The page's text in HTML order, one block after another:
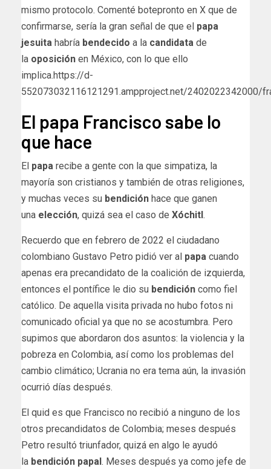
mismo protocolo. Comenté botepronto en X que de
confirmarse, sería la gran señal de que el papa
jesuita habría bendecido a la candidata de
la oposición en México, con lo que ello
implica.https://d-
552073032116121291.ampproject.net/2402022342000/
El papa Francisco sabe lo
que hace
El papa recibe a gente con la que simpatiza, la
mayoría son cristianos y también de otras religiones,
y muchas veces su bendición hace que ganen
una elección, quizá sea el caso de Xóchitl.
Recuerdo que en febrero de 2022 el ciudadano
colombiano Gustavo Petro pidió ver al papa cuando
apenas era precandidato de la coalición de izquierda,
entonces el pontífice le dio su bendición como fiel
católico. De aquella visita privada no hubo fotos ni
comunicado oficial ya que no se acostumbra. Pero
supimos que abordaron dos asuntos: la violencia y la
pobreza en Colombia, así como los problemas del
cambio climático; Ucrania no era tema aún, la invasión
ocurrió días después.
El quid es que Francisco no recibió a ninguno de los
otros precandidatos de Colombia; meses después
Petro resultó triunfador, quizá en algo le ayudó
la bendición papal. Meses después ya como jefe de